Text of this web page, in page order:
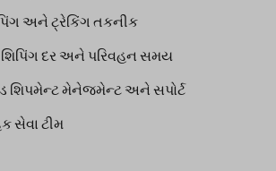
અને ટ્રેકિંગ તકનીક
દર અને પરિવહન સમય
મેનેજમેન્ટ અને સપોર્ટ
સેવા ટીમ